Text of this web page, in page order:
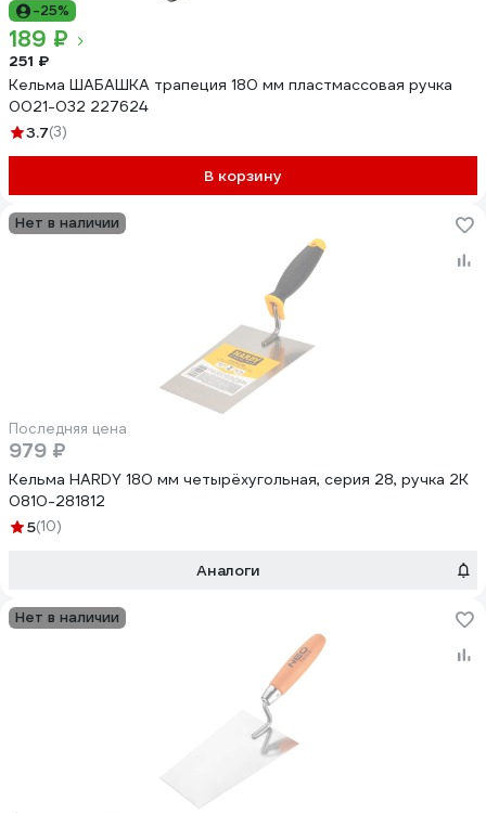
-25%
189 ₽
251 ₽
Кельма ШАБАШКА трапеция 180 мм пластмассовая ручка
0021-032 227624
3.7(3)
В корзину
Нет в наличии
Последняя цена
979 ₽
Кельма HARDY 180 мм четырёхугольная, серия 28, ручка 2К
0810-281812
5(10)
Аналоги
Нет в наличии